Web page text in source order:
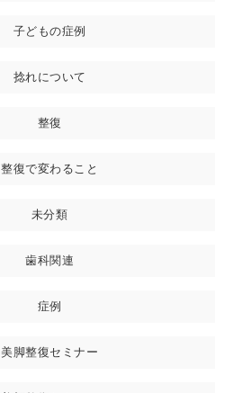
子どもの症例
捻れについて
整復
整復で変わること
未分類
歯科関連
症例
美脚整復セミナー